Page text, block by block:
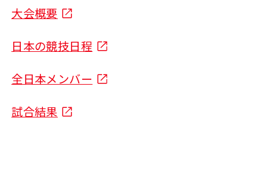
大会概要
日本の競技日程
全日本メンバー
試合結果